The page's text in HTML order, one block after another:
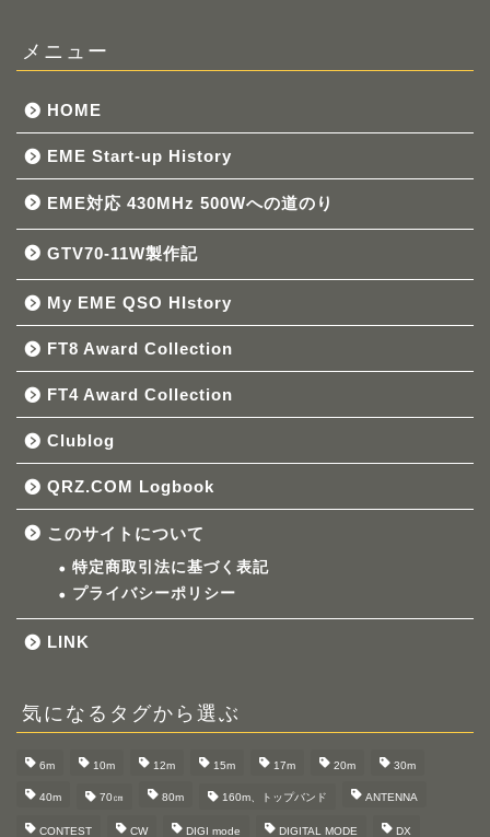
メニュー
HOME
EME Start-up History
EME対応 430MHz 500Wへの道のり
GTV70-11W製作記
My EME QSO HIstory
FT8 Award Collection
FT4 Award Collection
Clublog
QRZ.COM Logbook
このサイトについて
特定商取引法に基づく表記
プライバシーポリシー
LINK
気になるタグから選ぶ
6m 10m 12m 15m 17m 20m 30m
40m 70㎝ 80m 160m、トップバンド ANTENNA
CONTEST CW DIGI mode DIGITAL MODE DX